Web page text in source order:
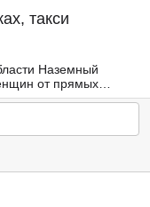
такси
Наземный
от прямых
Свежие вакансии